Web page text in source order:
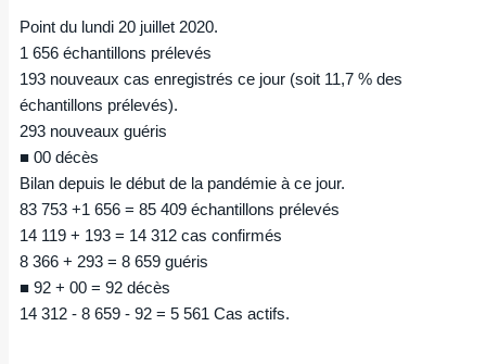
Point du lundi 20 juillet 2020.
1 656 échantillons prélevés
193 nouveaux cas enregistrés ce jour (soit 11,7 % des
échantillons prélevés).
293 nouveaux guéris
■ 00 décès
Bilan depuis le début de la pandémie à ce jour.
83 753 +1 656 = 85 409 échantillons prélevés
14 119 + 193 = 14 312 cas confirmés
8 366 + 293 = 8 659 guéris
■ 92 + 00 = 92 décès
14 312 - 8 659 - 92 = 5 561 Cas actifs.